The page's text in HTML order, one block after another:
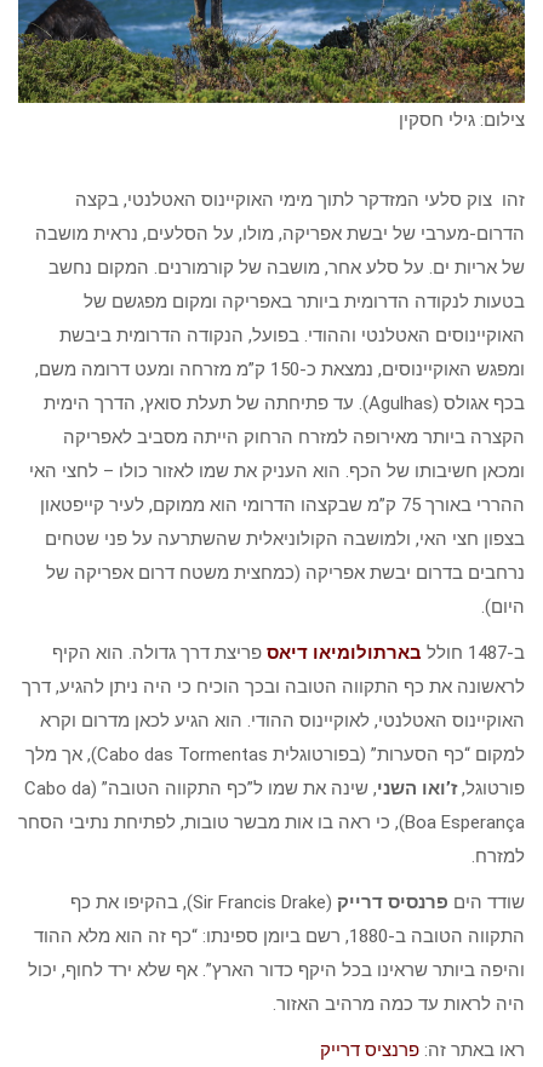
צילום: גילי חסקין
זהו צוק סלעי המזדקר לתוך מימי האוקיינוס האטלנטי, בקצה
הדרום-מערבי של יבשת אפריקה, מולו, על הסלעים, נראית מושבה
של אריות ים. על סלע אחר, מושבה של קורמורנים. המקום נחשב
בטעות לנקודה הדרומית ביותר באפריקה ומקום מפגשם של
האוקיינוסים האטלנטי וההודי. בפועל, הנקודה הדרומית ביבשת
ומפגש האוקיינוסים, נמצאת כ-150 ק”מ מזרחה ומעט דרומה משם,
בכף אגולס (Agulhas). עד פתיחתה של תעלת סואץ, הדרך הימית
הקצרה ביותר מאירופה למזרח הרחוק הייתה מסביב לאפריקה
ומכאן חשיבותו של הכף. הוא העניק את שמו לאזור כולו – לחצי האי
ההררי באורך 75 ק”מ שבקצהו הדרומי הוא ממוקם, לעיר קייפטאון
בצפון חצי האי, ולמושבה הקולוניאלית שהשתרעה על פני שטחים
נרחבים בדרום יבשת אפריקה (כמחצית משטח דרום אפריקה של
היום).
ב-1487 חולל בארתולומיאו דיאס פריצת דרך גדולה. הוא הקיף
לראשונה את כף התקווה הטובה ובכך הוכיח כי היה ניתן להגיע, דרך
האוקיינוס האטלנטי, לאוקיינוס ההודי. הוא הגיע לכאן מדרום וקרא
למקום “כף הסערות” (בפורטוגלית Cabo das Tormentas), אך מלך
פורטוגל,ז’ואו השני
, שינה את שמו ל”כף התקווה הטובה” (Cabo da
Boa Esperança), כי ראה בו אות מבשר טובות, לפתיחת נתיבי הסחר
למזרח.
שודד הים פרנסיס דרייק
(Sir Francis Drake), בהקיפו את כף
התקווה הטובה ב-1880, רשם ביומן ספינתו: “כף זה הוא מלא ההוד
והיפה ביותר שראינו בכל היקף כדור הארץ”. אף שלא ירד לחוף, יכול
היה לראות עד כמה מרהיב האזור.
ראו באתר זה: פרנציס דרייק